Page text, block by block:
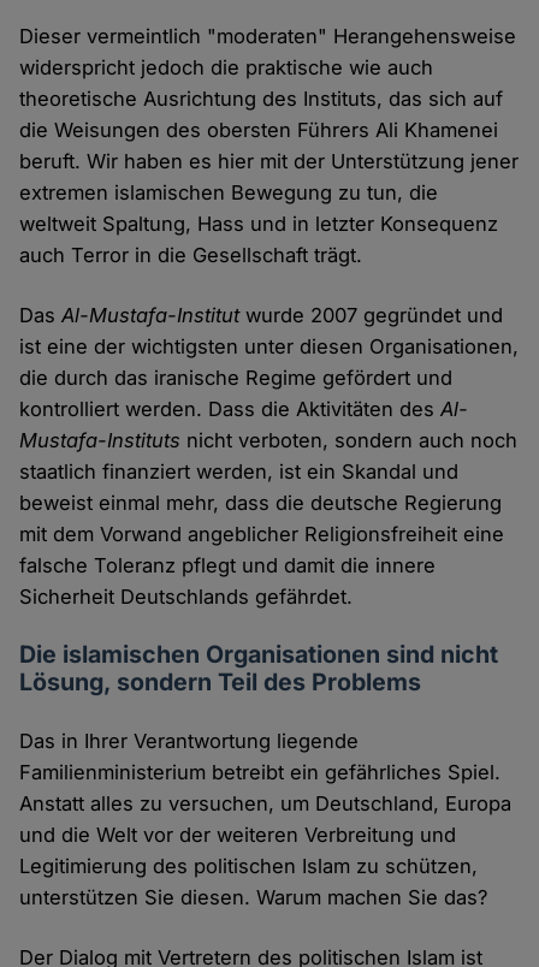
Dieser vermeintlich "moderaten" Herangehensweise
widerspricht jedoch die praktische wie auch
theoretische Ausrichtung des Instituts, das sich auf
die Weisungen des obersten Führers Ali Khamenei
beruft. Wir haben es hier mit der Unterstützung jener
extremen islamischen Bewegung zu tun, die
weltweit Spaltung, Hass und in letzter Konsequenz
auch Terror in die Gesellschaft trägt.
DasAl-Mustafa-Institutwurde 2007 gegründet und
ist eine der wichtigsten unter diesen Organisationen,
die durch das iranische Regime gefördert und
kontrolliert werden. Dass die Aktivitäten desAl-
Mustafa-Instituts nicht verboten, sondern auch noch
staatlich finanziert werden, ist ein Skandal und
beweist einmal mehr, dass die deutsche Regierung
mit dem Vorwand angeblicher Religionsfreiheit eine
falsche Toleranz pflegt und damit die innere
Sicherheit Deutschlands gefährdet.
Die islamischen Organisationen sind nicht
Lösung, sondern Teil des Problems
Das in Ihrer Verantwortung liegende
Familienministerium betreibt ein gefährliches Spiel.
Anstatt alles zu versuchen, um Deutschland, Europa
und die Welt vor der weiteren Verbreitung und
Legitimierung des politischen Islam zu schützen,
unterstützen Sie diesen. Warum machen Sie das?
Der Dialog mit Vertretern des politischen Islam ist